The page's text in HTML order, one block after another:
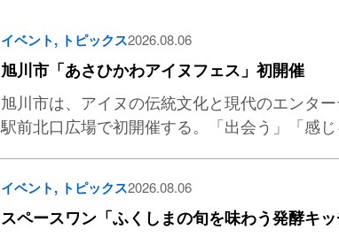
イベント, トピックス2026.08.06
旭川市「あさひかわアイヌフェス」初開催
旭川市は、アイヌの伝統文化と現代のエンタ
駅前北口広場で初開催する。「出会う」「感
イベント, トピックス2026.08.06
スペースワン「ふくしまの旬を味わう発酵キ